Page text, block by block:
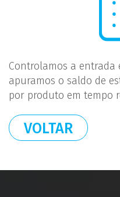
Controlamos a entrada
apuramos o saldo de
por produto em tempo
VOLTAR